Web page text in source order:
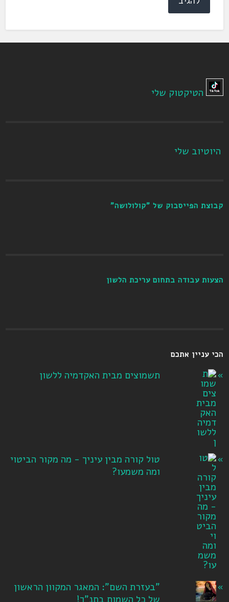
הטיקטוק שלי
היוטיוב שלי
קבוצת הפייסבוק של "קולולושה"
הצעות עבודה בתחום עריכת הלשון
הכי עניין אתכם
תשמוצים מבית האקדמיה ללשון
טול קורה מבין עיניך - מה מקור הביטוי
ומה משמעו?
"בעזרת השם": המאגר המקוון הראשון